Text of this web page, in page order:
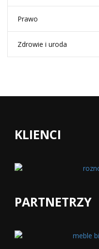
Prawo
Zdrowie i uroda
KLIENCI
PARTNETRZY